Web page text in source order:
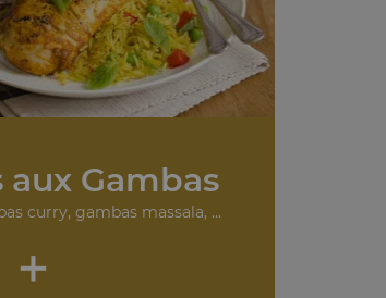
aux Gambas
curry, gambas massala, ...
+